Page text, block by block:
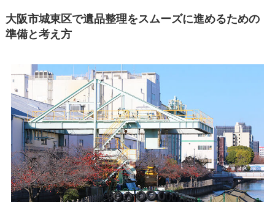
大阪市城東区で遺品整理をスムーズに進めるための
準備と考え方